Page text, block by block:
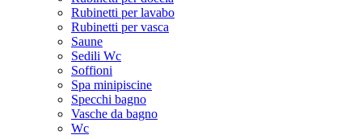
Rubinetti per lavabo
Rubinetti per vasca
Saune
Sedili Wc
Soffioni
Spa minipiscine
Specchi bagno
Vasche da bagno
Wc